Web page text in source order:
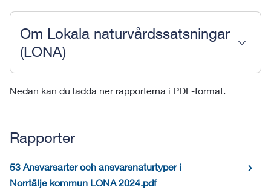
Om Lokala naturvårdssatsningar
(LONA)
Nedan kan du ladda ner rapporterna i PDF-format.
Rapporter
53 Ansvarsarter och ansvarsnaturtyper i
Norrtälje kommun LONA 2024.pdf